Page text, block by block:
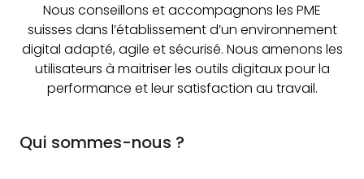
Nous conseillons et accompagnons les PME
suisses dans l’établissement d’un environnement
digital adapté, agile et sécurisé. Nous amenons les
utilisateurs à maitriser les outils digitaux pour la
performance et leur satisfaction au travail.
Qui sommes-nous ?